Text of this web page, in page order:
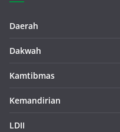
Daerah
Dakwah
Kamtibmas
Kemandirian
LDII